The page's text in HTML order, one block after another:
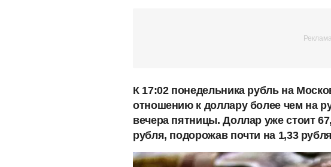
К 17:02 понедельника рубль на
отношению к доллару более чем на
вечера пятницы. Доллар уже стоит
рубля, подорожав почти на 1,33